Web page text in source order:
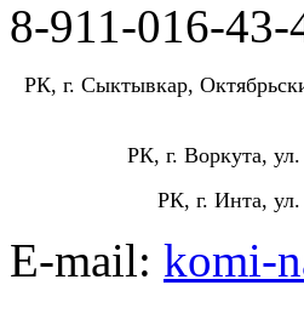
8-911-016-43-
РК, г. Сыктывкар,
РК, г. Воркута,
РК, г. Инта,
E-mail: komi-